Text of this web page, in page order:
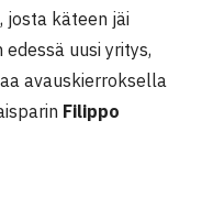
josta käteen jäi
uusi yritys,
avauskierroksella
Filippo